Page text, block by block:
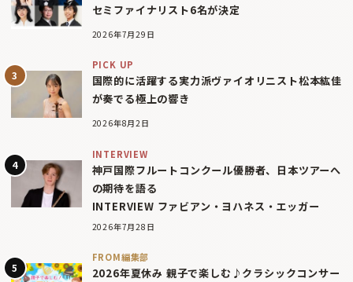
セミファイナリスト6名が決定
2026年7月29日
PICK UP
国際的に活躍する実力派ヴァイオリニスト松本紘佳
が奏でる極上の響き
2026年8月2日
INTERVIEW
神戸国際フルートコンクール優勝者、日本ツアーへ
の期待を語る
INTERVIEW ファビアン・ヨハネス・エッガー
2026年7月28日
FROM編集部
2026年夏休み 親子で楽しむ♪クラシックコンサー